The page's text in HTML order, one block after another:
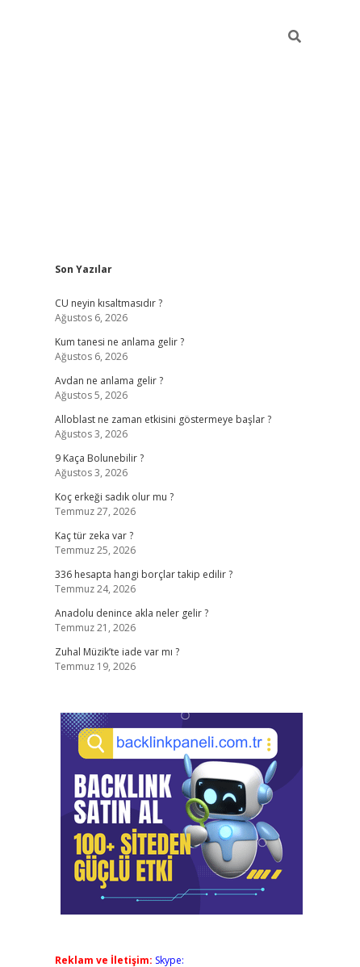
Sidebar
Son Yazılar
CU neyin kısaltmasıdır ?
Ağustos 6, 2026
Kum tanesi ne anlama gelir ?
Ağustos 6, 2026
Avdan ne anlama gelir ?
Ağustos 5, 2026
Alloblast ne zaman etkisini göstermeye başlar ?
Ağustos 3, 2026
9 Kaça Bolunebilir ?
Ağustos 3, 2026
Koç erkeği sadık olur mu ?
Temmuz 27, 2026
Kaç tür zeka var ?
Temmuz 25, 2026
336 hesapta hangi borçlar takip edilir ?
Temmuz 24, 2026
Anadolu denince akla neler gelir ?
Temmuz 21, 2026
Zuhal Müzik’te iade var mı ?
Temmuz 19, 2026
Reklam ve İletişim: Skype: